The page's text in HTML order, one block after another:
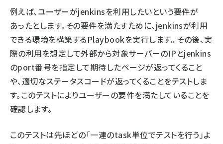
例えば、ユーザーがjenkinsを利用したいという要件が
あったとします。その要件を満たすために、jenkinsが利用
できる環境を構築するPlaybookを実行します。 その後、実
際の利用を想定して外部から対象サーバーのIPとjenkins
のport番号を指定して期待したページが返ってくること
や、適切なステータスコードが返ってくることをテストしま
す。このテストによりユーザーの要件を満たしていることを
確認します。
このテストは先ほどの「一連のtask単位でテストを行う」よ